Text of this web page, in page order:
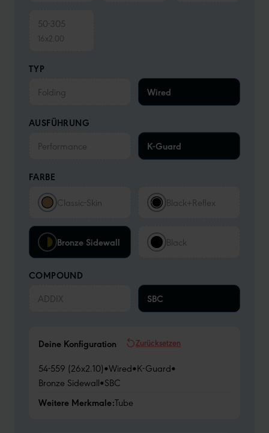
50-305
16x2.00
TYP
Folding Wired
AUSFÜHRUNG
Performance K-Guard
FARBE
Classic-Skin Black+Reflex
Bronze Sidewall Black
COMPOUND
ADDIX SBC
Deine Konfiguration Zurücksetzen
54-559 (26x2.10)•Wired•K-Guard•
Bronze Sidewall•SBC
Weitere Merkmale:Tube